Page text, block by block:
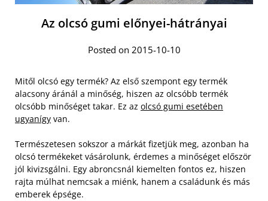
Az olcsó gumi előnyei-hátrányai
Posted on 2015-10-10
Mitől olcsó egy termék? Az első szempont egy termék
alacsony áránál a minőség, hiszen az olcsóbb termék
olcsóbb minőséget takar. Ez az olcsó gumi esetében
ugyanígy van.
Természetesen sokszor a márkát fizetjük meg, azonban ha
olcsó termékeket vásárolunk, érdemes a minőséget először
jól kivizsgálni. Egy abroncsnál kiemelten fontos ez, hiszen
rajta múlhat nemcsak a miénk, hanem a családunk és más
emberek épsége.